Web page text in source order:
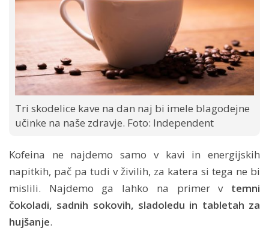
Tri skodelice kave na dan naj bi imele blagodejne
učinke na naše zdravje. Foto: Independent
Kofeina ne najdemo samo v kavi in energijskih
napitkih, pač pa tudi v živilih, za katera si tega ne bi
mislili. Najdemo ga lahko na primer v temni
čokoladi, sadnih sokovih, sladoledu in tabletah za
hujšanje.